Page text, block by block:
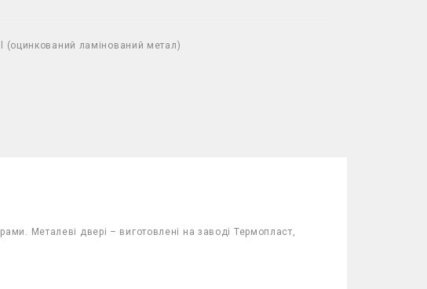
(оцинкований ламінований метал)
Металеві двері – виготовлені на заводі Термопласт,